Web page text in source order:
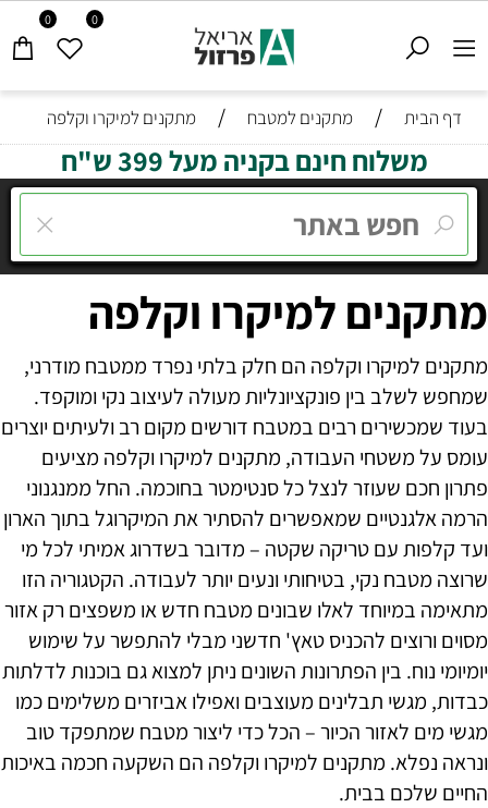
0 0
דף הבית / מתקנים למטבח / מתקנים למיקרו וקלפה
משלוח חינם בקניה מעל 399 ש"ח
מתקנים למיקרו וקלפה
מתקנים למיקרו וקלפה הם חלק בלתי נפרד ממטבח מודרני,
שמחפש לשלב בין פונקציונליות מעולה לעיצוב נקי ומוקפד.
בעוד שמכשירים רבים במטבח דורשים מקום רב ולעיתים יוצרים
עומס על משטחי העבודה, מתקנים למיקרו וקלפה מציעים
פתרון חכם שעוזר לנצל כל סנטימטר בחוכמה. החל ממנגנוני
הרמה אלגנטיים שמאפשרים להסתיר את המיקרוגל בתוך הארון
ועד קלפות עם טריקה שקטה – מדובר בשדרוג אמיתי לכל מי
שרוצה מטבח נקי, בטיחותי ונעים יותר לעבודה. הקטגוריה הזו
מתאימה במיוחד לאלו שבונים מטבח חדש או משפצים רק אזור
מסוים ורוצים להכניס טאץ' חדשני מבלי להתפשר על שימוש
יומיומי נוח. בין הפתרונות השונים ניתן למצוא גם בוכנות לדלתות
כבדות, מגשי תבלינים מעוצבים ואפילו אביזרים משלימים כמו
מגשי מים לאזור הכיור – הכל כדי ליצור מטבח שמתפקד טוב
ונראה נפלא. מתקנים למיקרו וקלפה הם השקעה חכמה באיכות
החיים שלכם בבית.